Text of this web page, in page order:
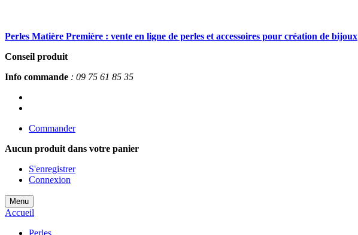
Perles Matière Première : vente en ligne de perles et accessoires pour création de bijoux
Conseil produit
Info commande : 09 75 61 85 35
Commander
Aucun produit dans votre panier
S'enregistrer
Connexion
Menu
Accueil
Perles